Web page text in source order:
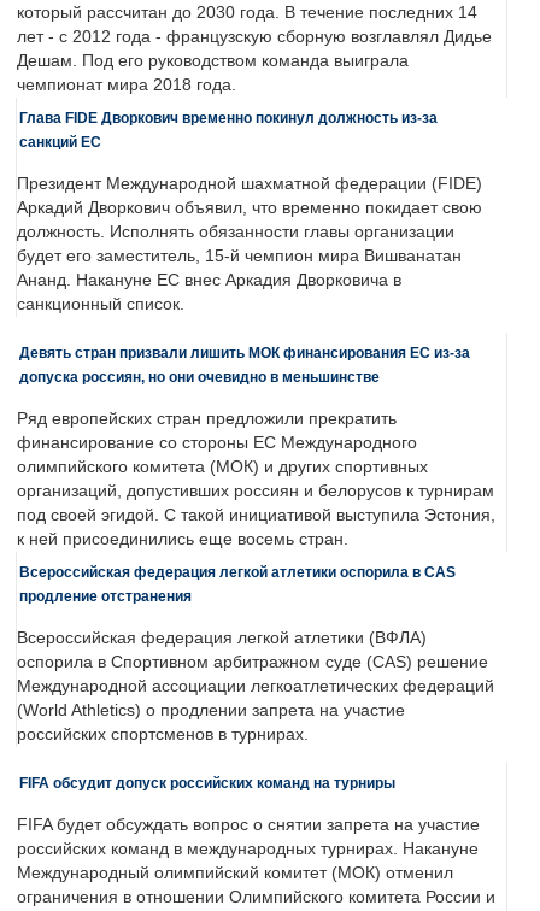
который рассчитан до 2030 года. В течение последних 14
лет - с 2012 года - французскую сборную возглавлял Дидье
Дешам. Под его руководством команда выиграла
чемпионат мира 2018 года.
Глава FIDE Дворкович временно покинул должность из-за
санкций ЕС
Президент Международной шахматной федерации (FIDE)
Аркадий Дворкович объявил, что временно покидает свою
должность. Исполнять обязанности главы организации
будет его заместитель, 15-й чемпион мира Вишванатан
Ананд. Накануне ЕС внес Аркадия Дворковича в
санкционный список.
Девять стран призвали лишить МОК финансирования ЕС из-за
допуска россиян, но они очевидно в меньшинстве
Ряд европейских стран предложили прекратить
финансирование со стороны ЕС Международного
олимпийского комитета (МОК) и других спортивных
организаций, допустивших россиян и белорусов к турнирам
под своей эгидой. С такой инициативой выступила Эстония,
к ней присоединились еще восемь стран.
Всероссийская федерация легкой атлетики оспорила в CAS
продление отстранения
Всероссийская федерация легкой атлетики (ВФЛА)
оспорила в Спортивном арбитражном суде (CAS) решение
Международной ассоциации легкоатлетических федераций
(World Athletics) о продлении запрета на участие
российских спортсменов в турнирах.
FIFA обсудит допуск российских команд на турниры
FIFA будет обсуждать вопрос о снятии запрета на участие
российских команд в международных турнирах. Накануне
Международный олимпийский комитет (МОК) отменил
ограничения в отношении Олимпийского комитета России и